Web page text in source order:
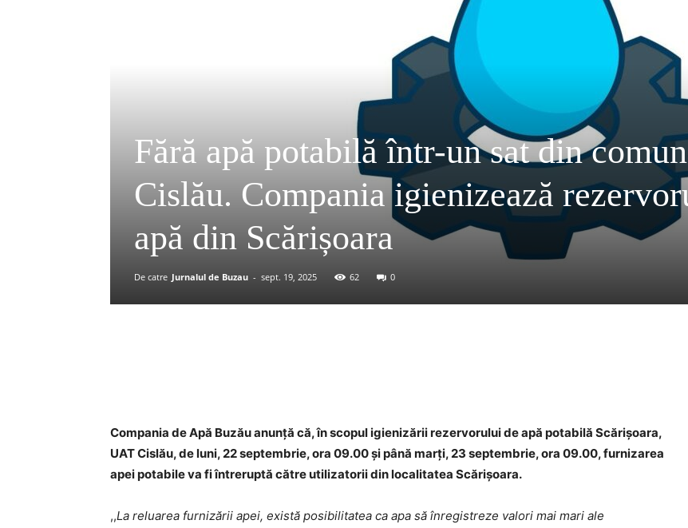
Fără apă potabilă într-un sat din
Cislău. Compania igienizează
apă din Scărișoara
De catre Jurnalul de Buzau - sept. 19, 2025 62 0
Compania de Apă Buzău anunță că, în scopul igienizării rezervorului de apă potabilă Scărișoara,
UAT Cislău, de luni, 22 septembrie, ora 09.00 și până marți, 23 septembrie, ora 09.00, furnizarea
apei potabile va fi întreruptă către utilizatorii din localitatea Scărișoara.
,,La reluarea furnizării apei, există posibilitatea ca apa să înregistreze valori mai mari ale